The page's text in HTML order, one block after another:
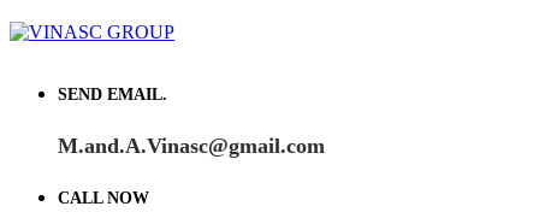
SEND EMAIL.
M.and.A.Vinasc@gmail.com
CALL NOW